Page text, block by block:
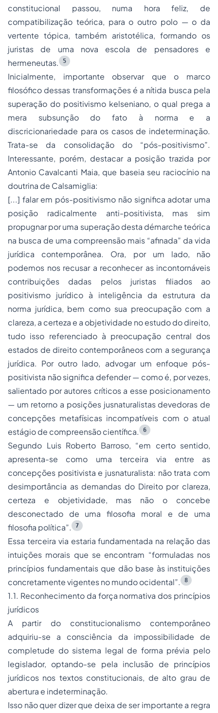
constitucional passou, numa hora feliz, de
compatibilização teórica, para o outro polo — o da
vertente tópica, também aristotélica, formando os
juristas de uma nova escola de pensadores e
hermeneutas.
5
Inicialmente, importante observar que o marco
filosófico dessas transformações é a nítida busca pela
superação do positivismo kelseniano, o qual prega a
mera subsunção do fato à norma e a
discricionariedade para os casos de indeterminação.
Trata-se da consolidação do “pós-positivismo”.
Interessante, porém, destacar a posição trazida por
Antonio Cavalcanti Maia, que baseia seu raciocínio na
doutrina de Calsamiglia:
[...] falar em pós-positivismo não significa adotar uma
posição radicalmente anti-positivista, mas sim
propugnar por uma superação desta démarche teórica
na busca de uma compreensão mais “afinada” da vida
jurídica contemporânea. Ora, por um lado, não
podemos nos recusar a reconhecer as incontornáveis
contribuições dadas pelos juristas filiados ao
positivismo jurídico à inteligência da estrutura da
norma jurídica, bem como sua preocupação com a
clareza, a certeza e a objetividade no estudo do direito,
tudo isso referenciado à preocupação central dos
estados de direito contemporâneos com a segurança
jurídica. Por outro lado, advogar um enfoque pós-
positivista não significa defender — como é, por vezes,
salientado por autores críticos a esse posicionamento
— um retorno a posições jusnaturalistas devedoras de
concepções metafísicas incompatíveis com o atual
estágio de compreensão científica.
6
Segundo Luis Roberto Barroso, “em certo sentido,
apresenta-se como uma terceira via entre as
concepções positivista e jusnaturalista: não trata com
desimportância as demandas do Direito por clareza,
certeza e objetividade, mas não o concebe
desconectado de uma filosofia moral e de uma
filosofia política”.
7
Essa terceira via estaria fundamentada na relação das
intuições morais que se encontram “formuladas nos
princípios fundamentais que dão base às instituições
concretamente vigentes no mundo ocidental”.
8
1.1. Reconhecimento da força normativa dos princípios
jurídicos
A partir do constitucionalismo contemporâneo
adquiriu-se a consciência da impossibilidade de
completude do sistema legal de forma prévia pelo
legislador, optando-se pela inclusão de princípios
jurídicos nos textos constitucionais, de alto grau de
abertura e indeterminação.
Isso não quer dizer que deixa de ser importante a regra